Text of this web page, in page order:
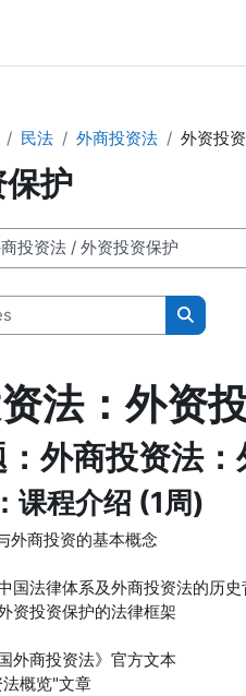
民法 外商投资法 外资投
护
Search
法：外资
外商投资法
课程介绍 (1周)
外商投资的基本概念
国法律体系及外商投资法的历史
资投资保护的法律框架
国外商投资法》官方文本
概览"文章